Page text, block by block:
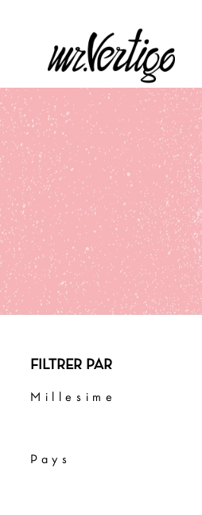
FILTRER PAR
Millesime
Pays